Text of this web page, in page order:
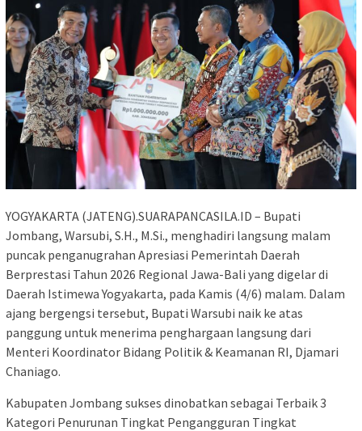
YOGYAKARTA (JATENG).SUARAPANCASILA.ID – Bupati
Jombang, Warsubi, S.H., M.Si., menghadiri langsung malam
puncak penganugrahan Apresiasi Pemerintah Daerah
Berprestasi Tahun 2026 Regional Jawa-Bali yang digelar di
Daerah Istimewa Yogyakarta, pada Kamis (4/6) malam. Dalam
ajang bergengsi tersebut, Bupati Warsubi naik ke atas
panggung untuk menerima penghargaan langsung dari
Menteri Koordinator Bidang Politik & Keamanan RI, Djamari
Chaniago.
Kabupaten Jombang sukses dinobatkan sebagai Terbaik 3
Kategori Penurunan Tingkat Pengangguran Tingkat